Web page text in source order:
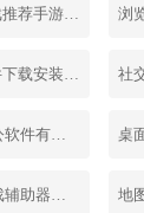
竞速游戏推荐手游排行榜最新2023
剪辑软件下载安装免费手机版
2023办公软件有哪些合集软件
2023游戏辅助器软件大全免费